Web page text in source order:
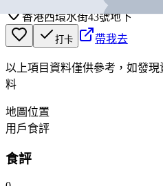
香港西環水街43號地下
打卡 帶我去
以上項目資料僅供參考，如發現
料
地圖位置
用戶食評
食評